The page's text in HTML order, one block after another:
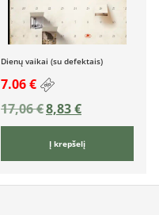
Dienų vaikai (su defektais)
7.06 €
17,06€8,83€
Į krepšelį